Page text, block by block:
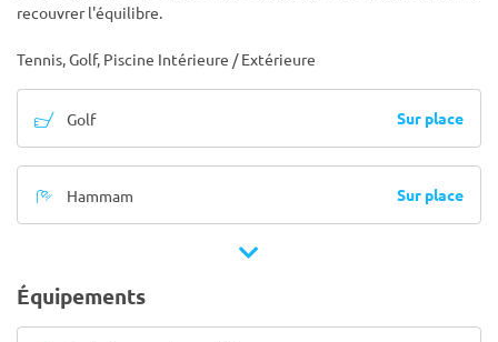
recouvrer l'équilibre.
Tennis, Golf, Piscine Intérieure / Extérieure
Golf Sur place
Hammam Sur place
Équipements